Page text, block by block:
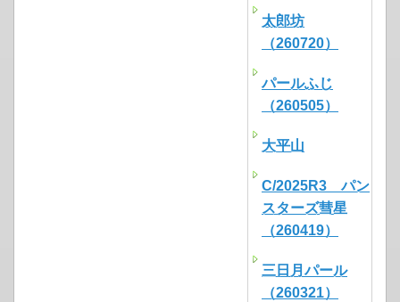
太郎坊
（260720）
パールふじ
（260505）
大平山
C/2025R3 パン
スターズ彗星
（260419）
三日月パール
（260321）